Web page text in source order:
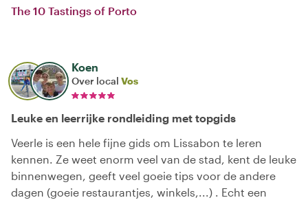
The 10 Tastings of Porto
Koen
Over local Vos
Leuke en leerrijke rondleiding met topgids
Veerle is een hele fijne gids om Lissabon te leren
kennen. Ze weet enorm veel van de stad, kent de leuke
binnenwegen, geeft veel goeie tips voor de andere
dagen (goeie restaurantjes, winkels,...) . Echt een